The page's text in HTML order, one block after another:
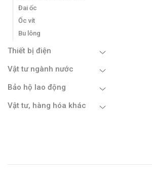
Đai ốc
Ốc vít
Bu lông
Thiết bị điện
Vật tư ngành nước
Bảo hộ lao động
Vật tư, hàng hóa khác